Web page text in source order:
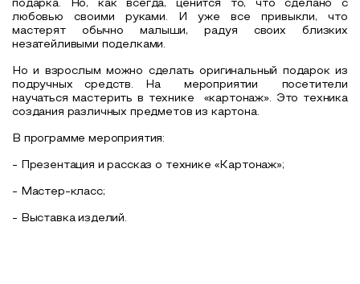
подарка. Но, как всегда, ценится то, что сделано с
любовью своими руками. И уже все привыкли, что
мастерят обычно малыши, радуя своих близких
незатейливыми поделками.
Но и взрослым можно сделать оригинальный подарок из
подручных средств. На мероприятии
посетители
научаться мастерить в технике «картонаж». Это техника
создания различных предметов из картона.
В программе мероприятия:
- Презентация и рассказ о технике «Картонаж»;
- Мастер-класс;
- Выставка изделий.